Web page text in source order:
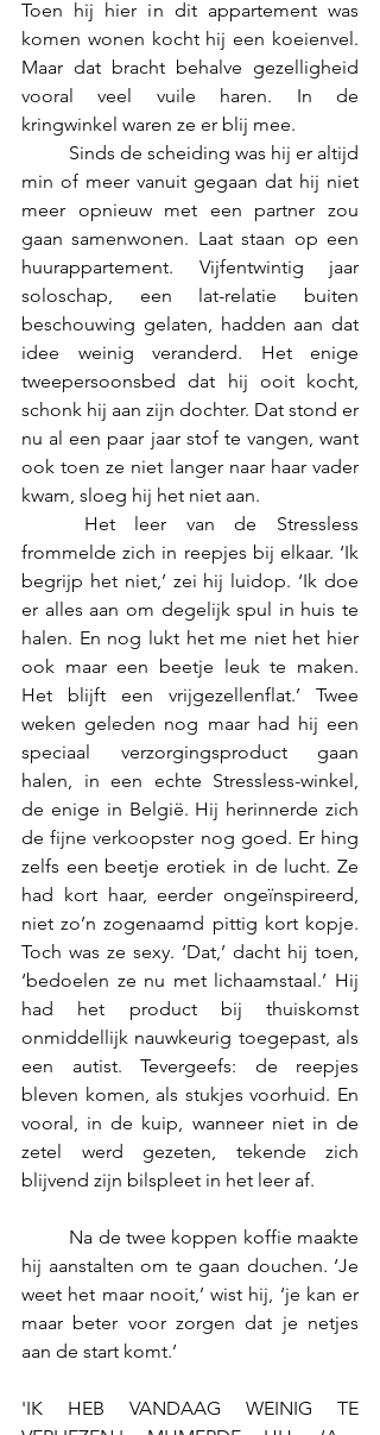
Toen hij hier in dit appartement was
komen wonen kocht hij een koeienvel.
Maar dat bracht behalve gezelligheid
vooral veel vuile haren. In de
kringwinkel waren ze er blij mee.
min of meer vanuit gegaan dat hij niet
meer opnieuw met een partner zou
gaan samenwonen. Laat staan op een
huurappartement. Vijfentwintig jaar
soloschap, een lat-relatie buiten
beschouwing gelaten, hadden aan dat
idee weinig veranderd. Het enige
tweepersoonsbed dat hij ooit kocht,
schonk hij aan zijn dochter. Dat stond er
nu al een paar jaar stof te vangen, want
ook toen ze niet langer naar haar vader
kwam, sloeg hij het niet aan.
frommelde zich in reepjes bij elkaar. ‘Ik
begrijp het niet,’ zei hij luidop. ‘Ik doe
er alles aan om degelijk spul in huis te
halen. En nog lukt het me niet het hier
ook maar een beetje leuk te maken.
Het blijft een vrijgezellenflat.’ Twee
weken geleden nog maar had hij een
speciaal verzorgingsproduct gaan
halen, in een echte Stressless-winkel,
de enige in België. Hij herinnerde zich
de fijne verkoopster nog goed. Er hing
zelfs een beetje erotiek in de lucht. Ze
had kort haar, eerder ongeïnspireerd,
niet zo’n zogenaamd pittig kort kopje.
Toch was ze sexy. ‘Dat,’ dacht hij toen,
‘bedoelen ze nu met lichaamstaal.’ Hij
had het product bij thuiskomst
onmiddellijk nauwkeurig toegepast, als
een autist. Tevergeefs: de reepjes
bleven komen, als stukjes voorhuid. En
vooral, in de kuip, wanneer niet in de
zetel werd gezeten, tekende zich
blijvend zijn bilspleet in het leer af.
hij aanstalten om te gaan douchen. ‘Je
weet het maar nooit,’ wist hij, ‘je kan er
maar beter voor zorgen dat je netjes
aan de start komt.’
'IK HEB VANDAAG WEINIG TE